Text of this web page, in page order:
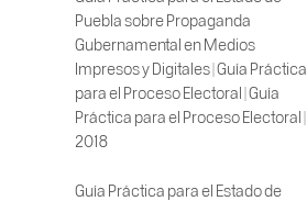
Puebla sobre Propaganda
Gubernamental en Medios
Impresos y Digitales | Guía Práctica
para el Proceso Electoral | Guía
Práctica para el Proceso Electoral |
2018
Guía Práctica para el Estado de